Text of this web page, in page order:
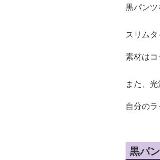
黒パンツ
スリム
素材はコ
また、
自分の
黒パ